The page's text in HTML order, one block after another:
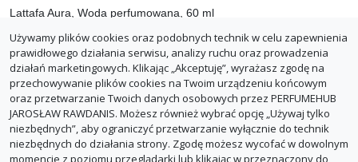
empik(Perfumy)
opinie
Lattafa Aura, Woda perfumowana, 60 ml
119.99 zł
z dostawą: 132.89 zł
0.00%
ZGŁOŚ BŁĄD
Używamy plików cookies oraz podobnych technik w celu zapewnienia
prawidłowego działania serwisu, analizy ruchu oraz prowadzenia
działań marketingowych. Klikając „Akceptuję”, wyrażasz zgodę na
przechowywanie plików cookies na Twoim urządzeniu końcowym
oraz przetwarzanie Twoich danych osobowych przez PERFUMEHUB
JAROSŁAW RAWDANIS. Możesz również wybrać opcję „Używaj tylko
niezbędnych”, aby ograniczyć przetwarzanie wyłącznie do technik
niezbędnych do działania strony. Zgodę możesz wycofać w dowolnym
momencie z poziomu przeglądarki lub klikając w przeznaczony do